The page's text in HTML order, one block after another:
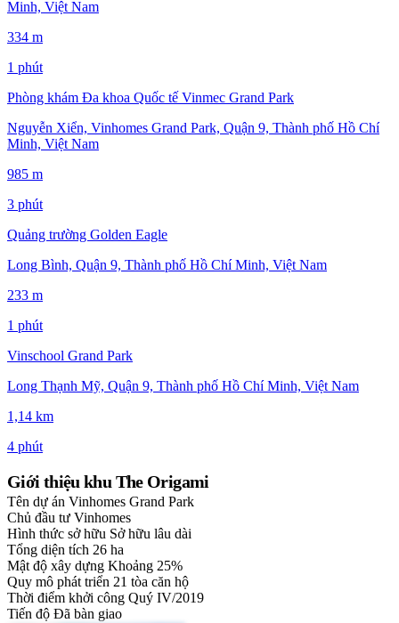
Minh, Việt Nam
334 m
1 phút
Phòng khám Đa khoa Quốc tế Vinmec Grand Park
Nguyễn Xiển, Vinhomes Grand Park, Quận 9, Thành phố Hồ Chí
Minh, Việt Nam
985 m
3 phút
Quảng trường Golden Eagle
Long Bình, Quận 9, Thành phố Hồ Chí Minh, Việt Nam
233 m
1 phút
Vinschool Grand Park
Long Thạnh Mỹ, Quận 9, Thành phố Hồ Chí Minh, Việt Nam
1,14 km
4 phút
Giới thiệu khu The Origami
Tên dự án Vinhomes Grand Park
Chủ đầu tư Vinhomes
Hình thức sở hữu Sở hữu lâu dài
Tổng diện tích 26 ha
Mật độ xây dựng Khoảng 25%
Quy mô phát triển 21 tòa căn hộ
Thời điểm khởi công Quý IV/2019
Tiến độ Đã bàn giao